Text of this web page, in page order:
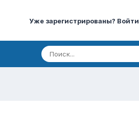
Уже зарегистрированы? Войти